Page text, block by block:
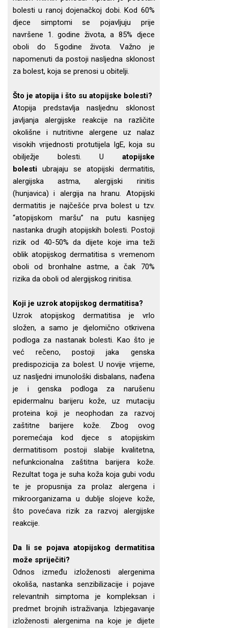
bolesti u ranoj dojenačkoj dobi. Kod 60%
djece simptomi se pojavljuju prije
navršene 1. godine života, a 85% djece
oboli do 5.godine života. Važno je
napomenuti da postoji nasljedna sklonost
za bolest, koja se prenosi u obitelji.
Što je atopija i što su atopijske bolesti?
Atopija predstavlja nasljednu sklonost
javljanja alergijske reakcije na različite
okolišne i nutritivne alergene uz nalaz
visokih vrijednosti protutijela IgE, koja su
obilježje bolesti. U atopijske
bolesti ubrajaju se atopijski dermatitis,
alergijska astma, alergijski rinitis
(hunjavica) i alergija na hranu. Atopijski
dermatitis je najčešće prva bolest u tzv.
“atopijskom maršu” na putu kasnijeg
nastanka drugih atopijskih bolesti. Postoji
rizik od 40-50% da dijete koje ima teži
oblik atopijskog dermatitisa s vremenom
oboli od bronhalne astme, a čak 70%
rizika da oboli od alergijskog rinitisa.
Koji je uzrok atopijskog dermatitisa?
Uzrok atopijskog dermatitisa je vrlo
složen, a samo je djelomično otkrivena
podloga za nastanak bolesti. Kao što je
već rečeno, postoji jaka genska
predispozicija za bolest. U novije vrijeme,
uz nasljedni imunološki disbalans, nađena
je i genska podloga za narušenu
epidermalnu barijeru kože, uz mutaciju
proteina koji je neophodan za razvoj
zaštitne barijere kože. Zbog ovog
poremećaja kod djece s atopijskim
dermatitisom postoji slabije kvalitetna,
nefunkcionalna zaštitna barijera kože.
Rezultat toga je suha koža koja gubi vodu
te je propusnija za prolaz alergena i
mikroorganizama u dublje slojeve kože,
što povećava rizik za razvoj alergijske
reakcije.
Da li se pojava atopijskog dermatitisa
može spriječiti?
Odnos između izloženosti alergenima
okoliša, nastanka senzibilizacije i pojave
relevantnih simptoma je kompleksan i
predmet brojnih istraživanja. Izbjegavanje
izloženosti alergenima na koje je dijete